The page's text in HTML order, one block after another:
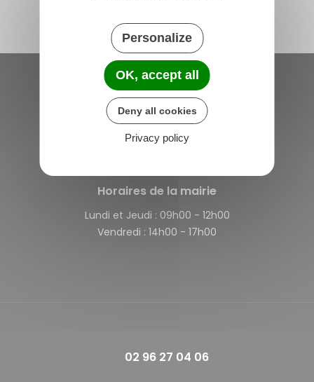
Saint-Michel-de-Plélan
4 rue des Terre Neuvas
22980 Saint-Michel-de-Plélan
France
Horaires de la mairie
Lundi et Jeudi : 09h00 - 12h00
Vendredi : 14h00 - 17h00
02 96 27 04 06
Personalize
OK, accept all
Deny all cookies
Privacy policy